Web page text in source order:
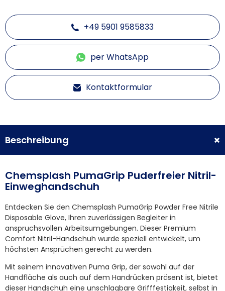
+49 5901 9585833
per WhatsApp
Kontaktformular
Beschreibung
Chemsplash PumaGrip Puderfreier Nitril-
Einweghandschuh
Entdecken Sie den Chemsplash PumaGrip Powder Free Nitrile
Disposable Glove, Ihren zuverlässigen Begleiter in
anspruchsvollen Arbeitsumgebungen. Dieser Premium
Comfort Nitril-Handschuh wurde speziell entwickelt, um
höchsten Ansprüchen gerecht zu werden.
Mit seinem innovativen Puma Grip, der sowohl auf der
Handfläche als auch auf dem Handrücken präsent ist, bietet
dieser Handschuh eine unschlagbare Grifffestigkeit, selbst in